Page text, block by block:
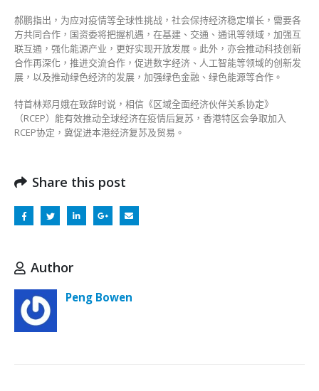
郝鹏指出，为应对疫情等全球性挑战，社会保持经济稳定增长，需要各
方共同合作，国资委将把握机遇，在基建、交通、通讯等领域，加强互
联互通，强化能源产业，更好实现开放发展。此外，亦会推动科技创新
合作再深化，推进交流合作，促进数字经济、人工智能等领域的创新发
展，以及推动绿色经济的发展，加强绿色金融、绿色能源等合作。
特首林郑月娥在致辞时说，相信《区域全面经济伙伴关系协定》
（RCEP）能有效推动全球经济在疫情后复苏，香港特区会争取加入
RCEP协定，冀促进本港经济复苏及贸易。
Share this post
Author
Peng Bowen